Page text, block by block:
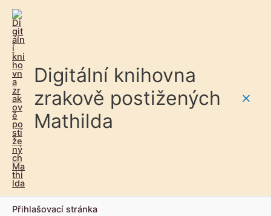
Digitální knihovna
zrakově postižených
Mathilda
Přihlašovací stránka